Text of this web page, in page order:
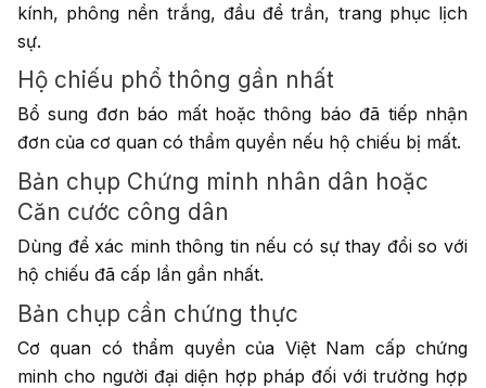
kính, phông nền trắng, đầu để trần, trang phục lịch
sự.
Hộ chiếu phổ thông gần nhất
Bổ sung đơn báo mất hoặc thông báo đã tiếp nhận
đơn của cơ quan có thẩm quyền nếu hộ chiếu bị mất.
Bản chụp Chứng minh nhân dân hoặc
Căn cước công dân
Dùng để xác minh thông tin nếu có sự thay đổi so với
hộ chiếu đã cấp lần gần nhất.
Bản chụp cần chứng thực
Cơ quan có thẩm quyền của Việt Nam cấp chứng
minh cho người đại diện hợp pháp đối với trường hợp